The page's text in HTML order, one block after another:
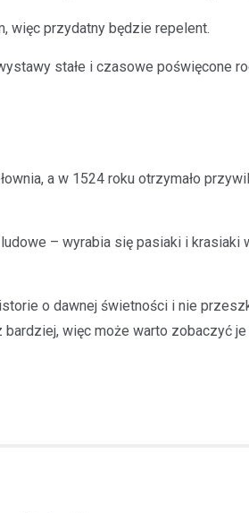
więc przydatny będzie repelent.
stałe i czasowe poświęcone
a w 1524 roku otrzymało
– wyrabia się pasiaki i krasiaki
o dawnej świetności i nie
więc może warto zobaczyć je